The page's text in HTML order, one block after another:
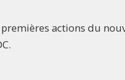
actions du